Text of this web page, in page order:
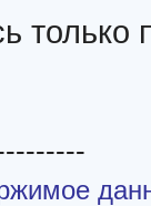
только